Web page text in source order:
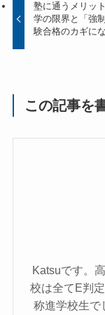
塾に通うメリッ
学の限界と「強
験合格のカギに
この記事を
Katsuです。
校は全てE判
称進学校生で